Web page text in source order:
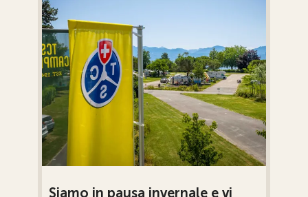
Siamo in pausa invernale e vi